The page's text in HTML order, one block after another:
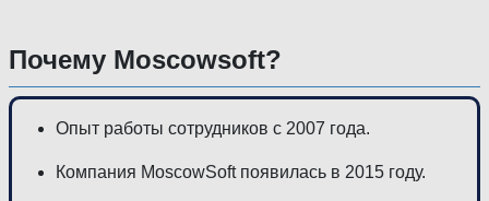
Почему Moscowsoft?
Опыт работы сотрудников с 2007 года.
Компания MoscowSoft появилась в 2015 году.